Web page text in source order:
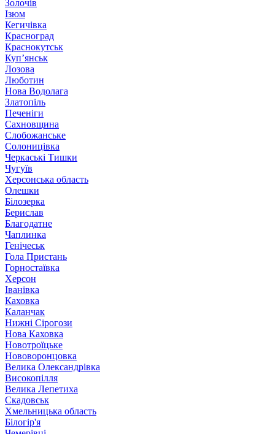
Золочів
Ізюм
Кегичівка
Красноград
Краснокутськ
Куп’янськ
Лозова
Люботин
Нова Водолага
Златопіль
Печеніги
Сахновщина
Слобожанське
Солоницівка
Черкаські Тишки
Чугуїв
Херсонська область
Олешки
Білозерка
Берислав
Благодатне
Чаплинка
Генічеськ
Гола Пристань
Горностаївка
Херсон
Іванівка
Каховка
Каланчак
Нижні Сірогози
Нова Каховка
Новотроїцьке
Нововоронцовка
Велика Олександрівка
Високопілля
Велика Лепетиха
Скадовськ
Хмельницька область
Білогір'я